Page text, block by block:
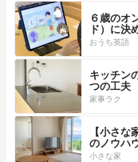
６歳のオ
ド）に決
おうち英語
キッチン
つの工夫
家事ラク
【小さ
のノウハ
小さな家